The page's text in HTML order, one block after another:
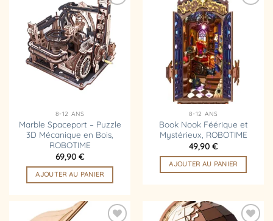
Ajouter
à la
liste
d’envies
8-12 ANS
Marble Spaceport – Puzzle
3D Mécanique en Bois,
ROBOTIME
69,90 €
AJOUTER AU PANIER
Ajouter
8-12 ANS
Book Nook Féérique et
Mystérieux, ROBOTIME
49,90 €
AJOUTER AU PANIER